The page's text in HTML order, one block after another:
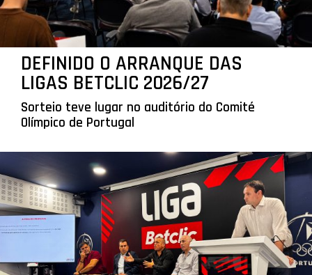
DEFINIDO O ARRANQUE DAS
LIGAS BETCLIC 2026/27
Sorteio teve lugar no auditório do Comité
Olímpico de Portugal